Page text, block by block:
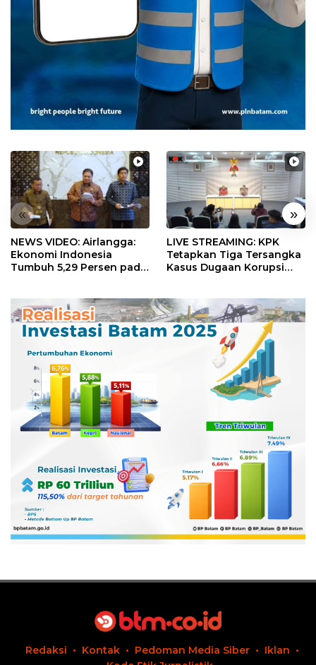
« »
NEWS VIDEO: Airlangga:
Ekonomi Indonesia
Tumbuh 5,29 Persen pada
LIVE STREAMING: KPK
Tetapkan Tiga Tersangka
Kasus Dugaan Korupsi
Redaksi Kontak Pedoman Media Siber
Iklan